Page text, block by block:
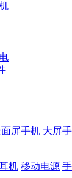
屏手机 大屏
机 移动电源